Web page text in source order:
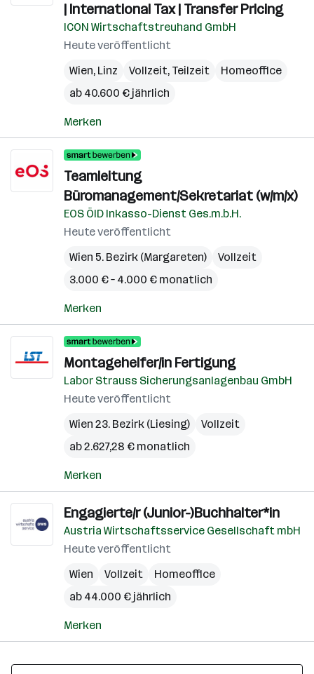
| International Tax | Transfer Pricing
ICON Wirtschaftstreuhand GmbH
Heute veröffentlicht
Wien, Linz Vollzeit, Teilzeit
Homeoffice
ab 40.600 € jährlich
Merken
Teamleitung
Büromanagement/Sekretariat (w/m/x)
EOS ÖID Inkasso-Dienst Ges.m.b.H.
Heute veröffentlicht
Wien 5. Bezirk (Margareten)
Vollzeit
3.000 € – 4.000 € monatlich
Merken
Montagehelfer/in Fertigung
Labor Strauss Sicherungsanlagenbau GmbH
Heute veröffentlicht
Wien 23. Bezirk (Liesing)
Vollzeit
ab 2.627,28 € monatlich
Merken
Engagierte/r (Junior-)Buchhalter*in
Austria Wirtschaftsservice Gesellschaft mbH
Heute veröffentlicht
Wien
Vollzeit
Homeoffice
ab 44.000 € jährlich
Merken